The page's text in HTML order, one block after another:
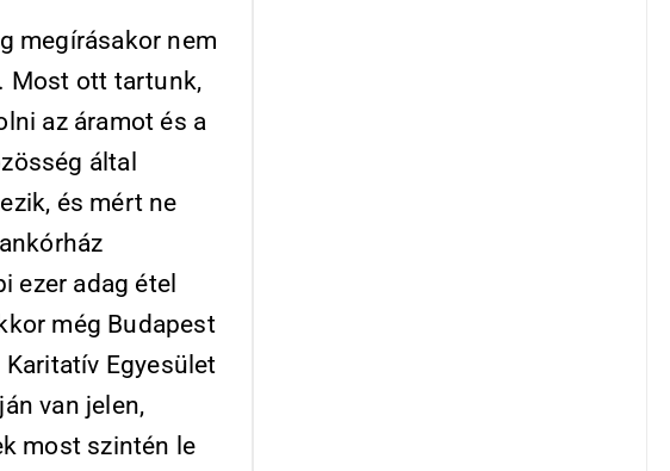
megírásakor nem
Most ott tartunk,
az áramot és a
által
és mért ne
ezer adag étel
még Budapest
Egyesület
van jelen,
most szintén le